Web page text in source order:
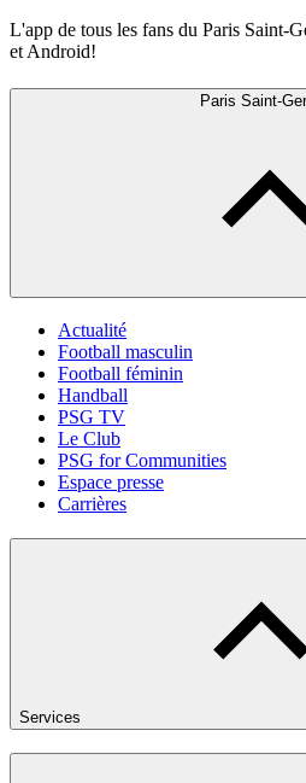
L'app de tous les fans du Paris Saint-
et Android!
Paris Saint-
Actualité
Football masculin
Football féminin
Handball
PSG TV
Le Club
PSG for Communities
Espace presse
Carrières
Services